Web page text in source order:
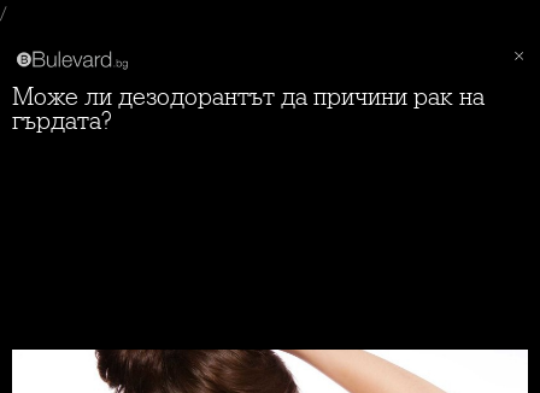
/
Може ли дезодорантът да причини рак на
гърдата?